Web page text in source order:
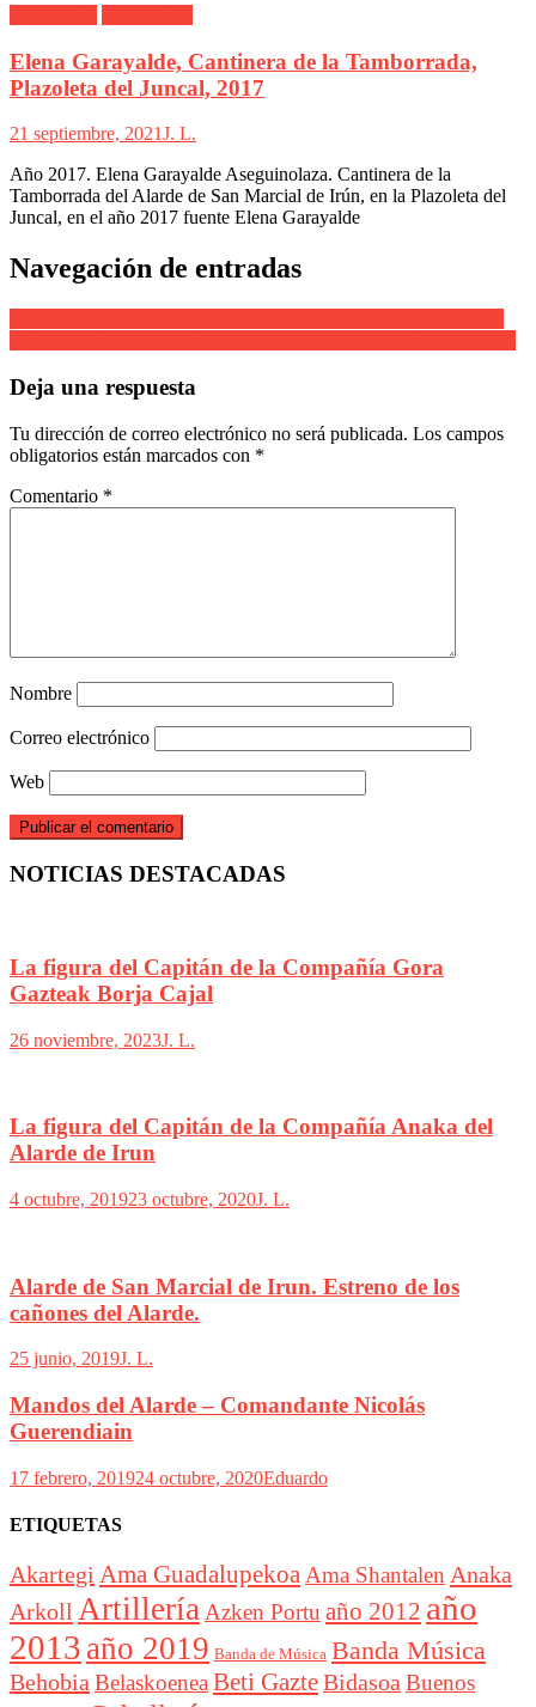
Elena Garayalde, Cantinera de la Tamborrada,
Plazoleta del Juncal, 2017
21 septiembre, 2021J. L.
Año 2017. Elena Garayalde Aseguinolaza. Cantinera de la
Tamborrada del Alarde de San Marcial de Irún, en la Plazoleta del
Juncal, en el año 2017 fuente Elena Garayalde
Navegación de entradas
Deja una respuesta
Tu dirección de correo electrónico no será publicada. Los campos
obligatorios están marcados con *
Comentario *
Nombre
Correo electrónico
Web
NOTICIAS DESTACADAS
La figura del Capitán de la Compañía Gora
Gazteak Borja Cajal
26 noviembre, 2023J. L.
La figura del Capitán de la Compañía Anaka del
Alarde de Irun
4 octubre, 201923 octubre, 2020J. L.
Alarde de San Marcial de Irun. Estreno de los
cañones del Alarde.
25 junio, 2019J. L.
Mandos del Alarde – Comandante Nicolás
Guerendiain
17 febrero, 201924 octubre, 2020Eduardo
ETIQUETAS
Akartegi Ama GuadalupekoaAma Shantalen Anaka
Arkoll ArtilleríaAzken Portu año 2012 año
2013 año 2019 Banda de Música Banda Música
BehobiaBelaskoeneaBeti GazteBidasoaBuenos